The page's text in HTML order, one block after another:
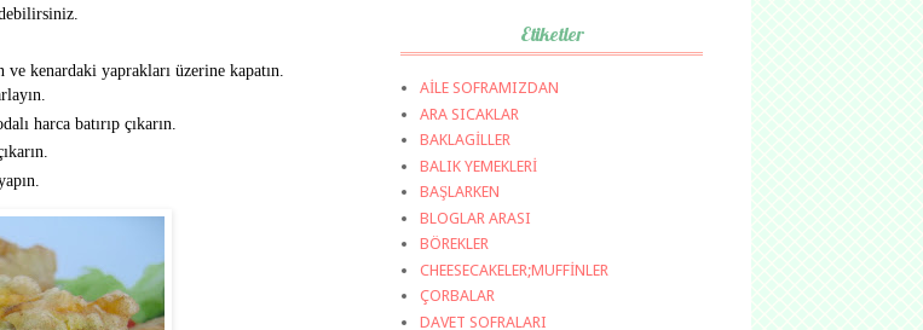
kenardaki yaprakları üzerine kapatın.
harca batırıp çıkarın.
Etiketler
AİLE SOFRAMIZDAN
ARA SICAKLAR
BAKLAGİLLER
BALIK YEMEKLERİ
BAŞLARKEN
BLOGLAR ARASI
BÖREKLER
CHEESECAKELER;MUFFİNLER
ÇORBALAR
DAVET SOFRALARI